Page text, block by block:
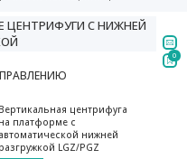
С НИЖНЕЙ
Вертикальная центрифуга
на платформе с
автоматической нижней
разгружкой LGZ/PGZ
0